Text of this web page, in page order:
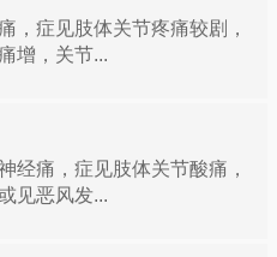
，症见肢体关节疼痛较剧，
增，关节...
经痛，症见肢体关节酸痛，
见恶风发...